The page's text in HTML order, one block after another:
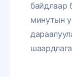
байдлаар
минутын